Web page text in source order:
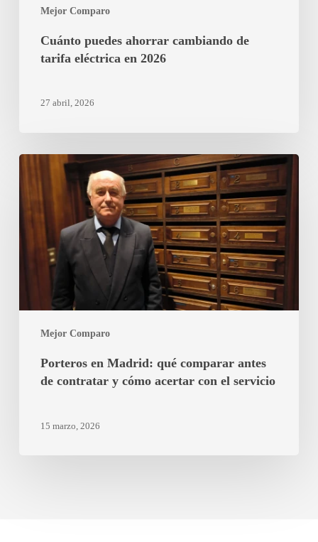
Mejor Comparo
Cuánto puedes ahorrar cambiando de
tarifa eléctrica en 2026
27 abril, 2026
Mejor Comparo
acertar
Porteros en Madrid: qué comparar antes
de contratar y cómo acertar con el servicio
15 marzo, 2026